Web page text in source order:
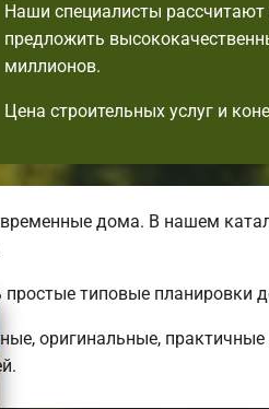
Наши специалисты
предложить
миллионов.
Цена строительных услуг и
дома. В нашем
типовые планировки
оригинальные,